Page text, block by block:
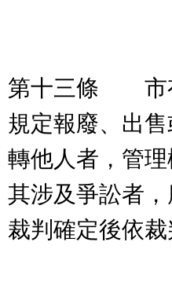
第十三條 市有
規定報廢、出
轉他人者，管
其涉及爭訟者
裁判確定後依裁